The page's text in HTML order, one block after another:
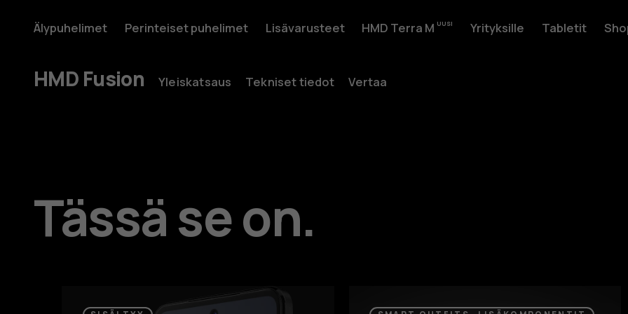
HMD
Fusion
Älypuhelimet Perinteiset puhelimet Lisävarusteet HMD Terra M Yrityksille Tabletit
HMD Fusion Yleiskatsaus Tekniset tiedot Vertaa
Tässä se on.